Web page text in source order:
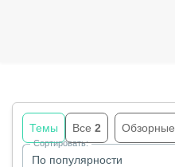
Темы Все 2 Обзорные
По популярности
Сортировать: